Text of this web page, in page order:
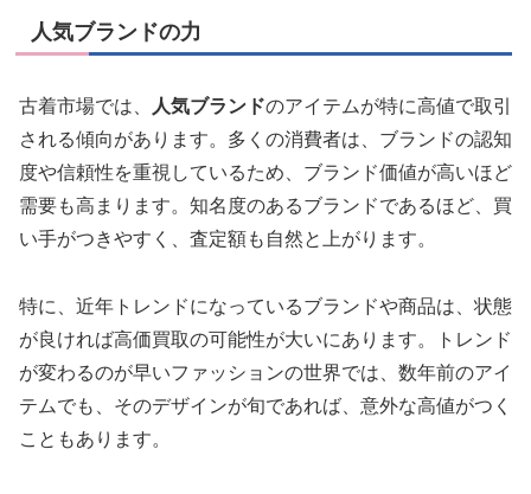
人気ブランドの力
古着市場では、 人気ブランドのアイテムが特に高値で取引
される傾向があります。多くの消費者は、ブランドの認知
度や信頼性を重視しているため、ブランド価値が高いほど
需要も高まります。知名度のあるブランドであるほど、買
い手がつきやすく、査定額も自然と上がります。
特に、近年トレンドになっているブランドや商品は、状態
が良ければ高価買取の可能性が大いにあります。トレンド
が変わるのが早いファッションの世界では、数年前のアイ
テムでも、そのデザインが旬であれば、意外な高値がつく
こともあります。